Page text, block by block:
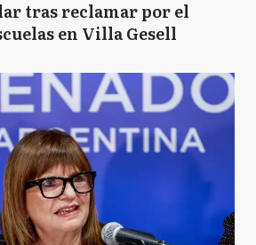
tras reclamar por el
en Villa Gesell